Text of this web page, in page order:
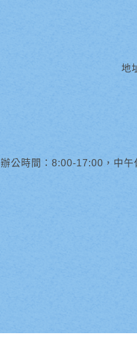
地
辦公時間：8:00-17:00，中